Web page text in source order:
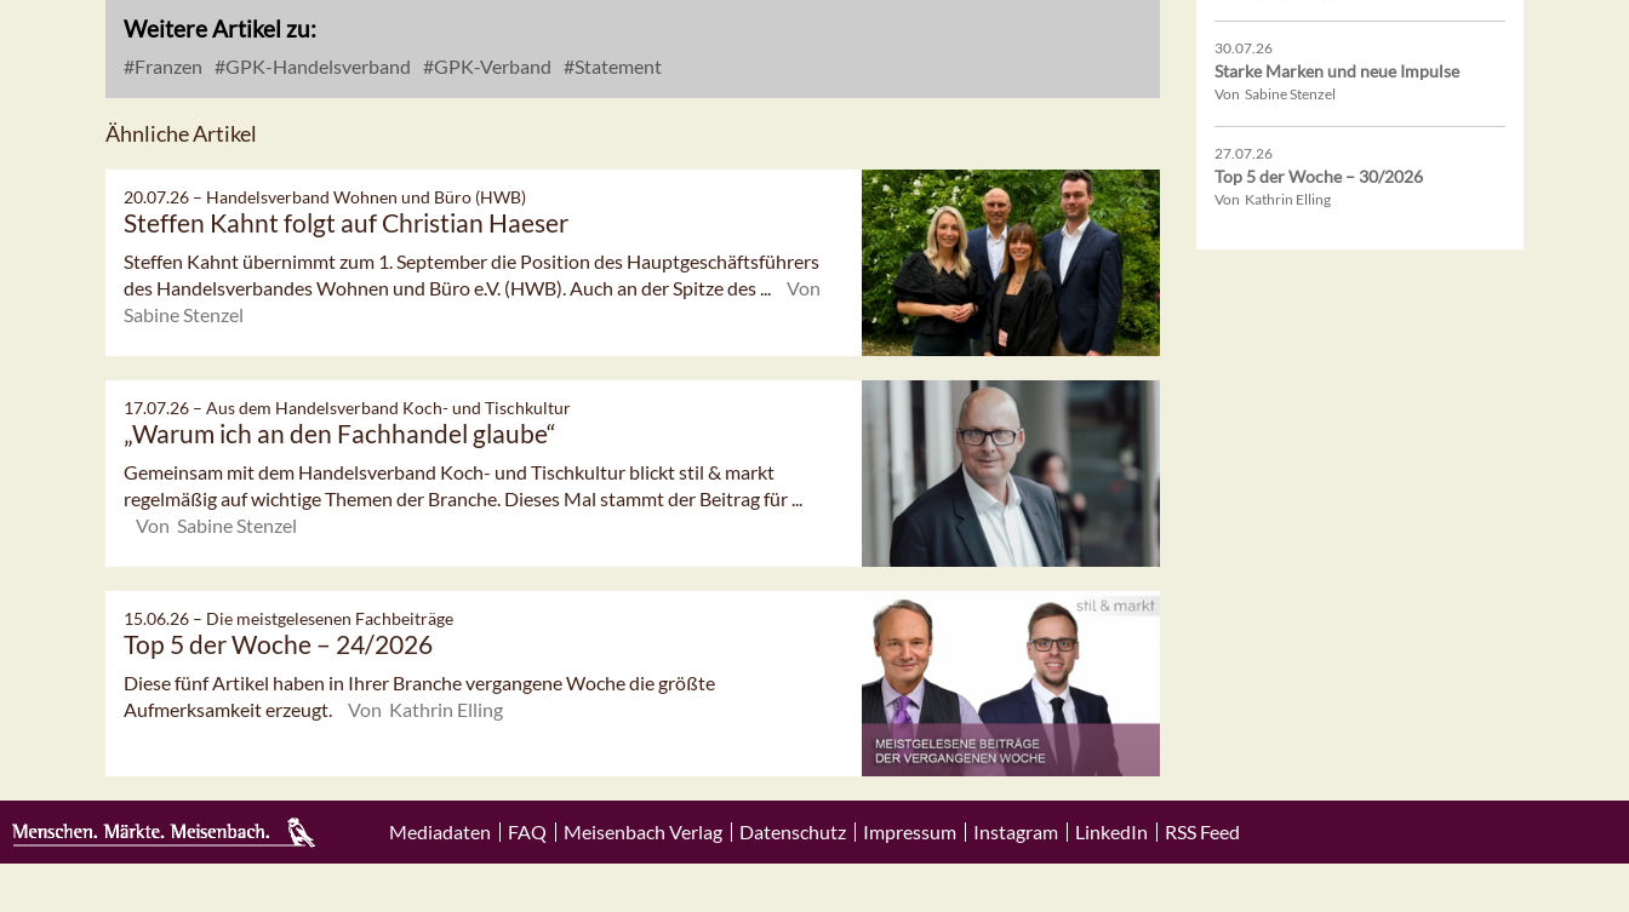
Weitere Artikel zu:
Franzen GPK-Handelsverband GPK-Verband Statement
Ähnliche Artikel
20.07.26 – Handelsverband Wohnen und Büro (HWB)
Steffen Kahnt folgt auf Christian Haeser
Steffen Kahnt übernimmt zum 1. September die Position des Hauptgeschäftsführers
des Handelsverbandes Wohnen und Büro e.V. (HWB). Auch an der Spitze des ...
Von
Sabine Stenzel
17.07.26 – Aus dem Handelsverband Koch- und Tischkultur
„Warum ich an den Fachhandel glaube“
Gemeinsam mit dem Handelsverband Koch- und Tischkultur blickt stil & markt
regelmäßig auf wichtige Themen der Branche. Dieses Mal stammt der Beitrag für ...
Von Sabine Stenzel
15.06.26 – Die meistgelesenen Fachbeiträge
Top 5 der Woche – 24/2026
Diese fünf Artikel haben in Ihrer Branche vergangene Woche die größte
Aufmerksamkeit erzeugt.
Von Kathrin Elling
30.07.26
Starke Marken und neue Impulse
Von Sabine Stenzel
27.07.26
Top 5 der Woche – 30/2026
Von Kathrin Elling
Mediadaten FAQ Meisenbach Verlag Datenschutz Impressum Instagram LinkedIn RSS Feed